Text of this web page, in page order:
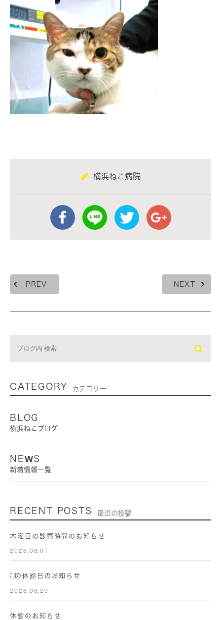
横浜ねこ病院
PREV NEXT
CATEGORY カテゴリー
BLOG
横浜ねこブログ
NEWS
新着情報一覧
RECENT POSTS 最近の投稿
木曜日の診察時間のお知らせ
2026.08.01
㋆の休診日のお知らせ
2026.06.29
休診のお知らせ